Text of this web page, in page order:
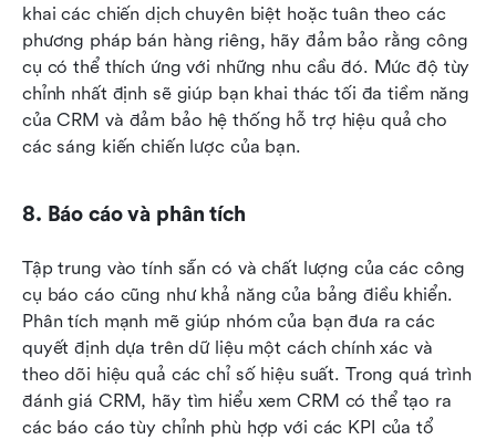
khai các chiến dịch chuyên biệt hoặc tuân theo các
phương pháp bán hàng riêng, hãy đảm bảo rằng công
cụ có thể thích ứng với những nhu cầu đó. Mức độ tùy
chỉnh nhất định sẽ giúp bạn khai thác tối đa tiềm năng
của CRM và đảm bảo hệ thống hỗ trợ hiệu quả cho
các sáng kiến chiến lược của bạn.
8. Báo cáo và phân tích
Tập trung vào tính sẵn có và chất lượng của các công
cụ báo cáo cũng như khả năng của bảng điều khiển.
Phân tích mạnh mẽ giúp nhóm của bạn đưa ra các
quyết định dựa trên dữ liệu một cách chính xác và
theo dõi hiệu quả các chỉ số hiệu suất. Trong quá trình
đánh giá CRM, hãy tìm hiểu xem CRM có thể tạo ra
các báo cáo tùy chỉnh phù hợp với các KPI của tổ